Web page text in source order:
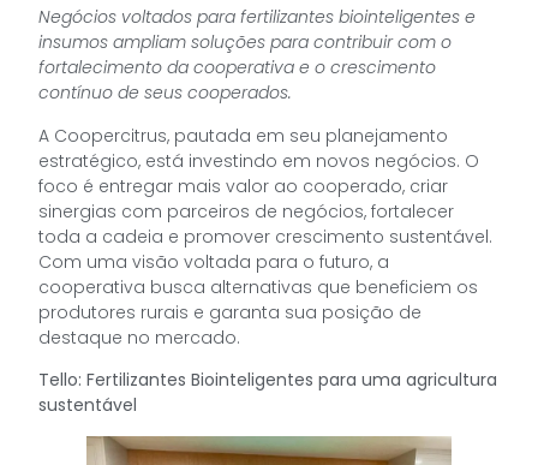
Negócios voltados para fertilizantes biointeligentes e
insumos ampliam soluções para contribuir com o
fortalecimento da cooperativa e o crescimento
contínuo de seus cooperados.
A Coopercitrus, pautada em seu planejamento
estratégico, está investindo em novos negócios. O
foco é entregar mais valor ao cooperado, criar
sinergias com parceiros de negócios, fortalecer
toda a cadeia e promover crescimento sustentável.
Com uma visão voltada para o futuro, a
cooperativa busca alternativas que beneficiem os
produtores rurais e garanta sua posição de
destaque no mercado.
Tello: Fertilizantes Biointeligentes para uma agricultura
sustentável